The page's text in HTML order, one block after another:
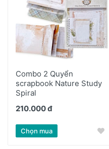
Combo 2 Quyển
scrapbook Nature Study
Spiral
210.000 đ
Chọn mua